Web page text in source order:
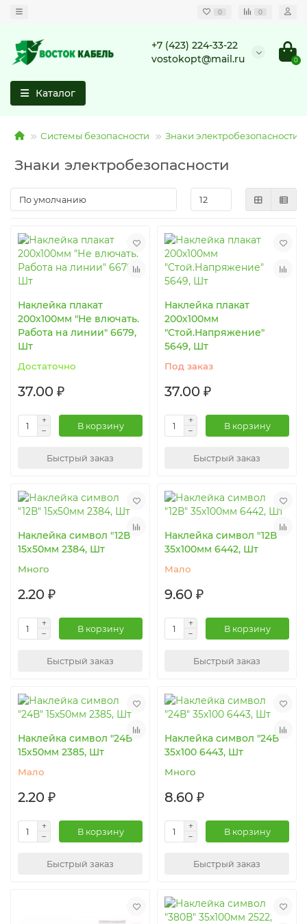
0 0
+7 (423) 224-33-22
vostokopt@mail.ru
0
Каталог
Системы безопасности Знаки электробезопасности
Знаки электробезопасности
Наклейка плакат
200х100мм "Не влючать.
Работа на линии" 6679,
Шт
Достаточно
37.00 ₽
В корзину
Быстрый заказ
Наклейка плакат
200х100мм
"Стой.Напряжение"
5649, Шт
Под заказ
37.00 ₽
В корзину
Быстрый заказ
Наклейка символ "12В"
15х50мм 2384, Шт
Много
2.20 ₽
В корзину
Быстрый заказ
Наклейка символ "12В"
35х100мм 6442, Шт
Мало
9.60 ₽
В корзину
Быстрый заказ
Наклейка символ "24В"
15х50мм 2385, Шт
Мало
2.20 ₽
В корзину
Быстрый заказ
Наклейка символ "24В"
35х100 6443, Шт
Много
8.60 ₽
В корзину
Быстрый заказ